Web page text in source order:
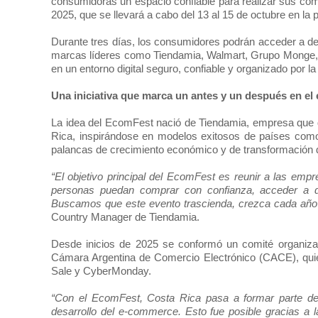
2025, que se llevará a cabo del 13 al 15 de octubre en la
Durante tres días, los consumidores podrán acceder a
marcas líderes como Tiendamia, Walmart, Grupo
en un entorno digital seguro, confiable y organizado por
Una iniciativa que marca un antes y un después en
La idea del EcomFest nació de Tiendamia, empresa
Rica, inspirándose en modelos exitosos de países
palancas de crecimiento económico y de
“El objetivo principal del EcomFest es reunir a las
personas puedan comprar con confianza, acceder
Buscamos que este evento trascienda, crezca cada
Country Manager de Tiendamia.
Desde inicios de 2025 se conformó un comité
Cámara Argentina de Comercio Electrónico (CACE),
Sale y CyberMonday.
“Con el EcomFest, Costa Rica pasa a formar parte
desarrollo del e-commerce. Esto fue posible gracias